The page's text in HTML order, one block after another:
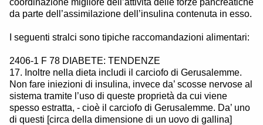
da parte dell’assimilazione dell’insulina contenuta in esso.
I seguenti stralci sono tipiche raccomandazioni alimentari:
2406-1 F 78 DIABETE: TENDENZE
17. Inoltre nella dieta includi il carciofo di Gerusalemme.
Non fare iniezioni di insulina, invece da’ scosse nervose al
sistema tramite l’uso di queste proprietà da cui viene
spesso estratta, - cioè il carciofo di Gerusalemme. Da’ uno
di questi [circa della dimensione di un uovo di gallina]